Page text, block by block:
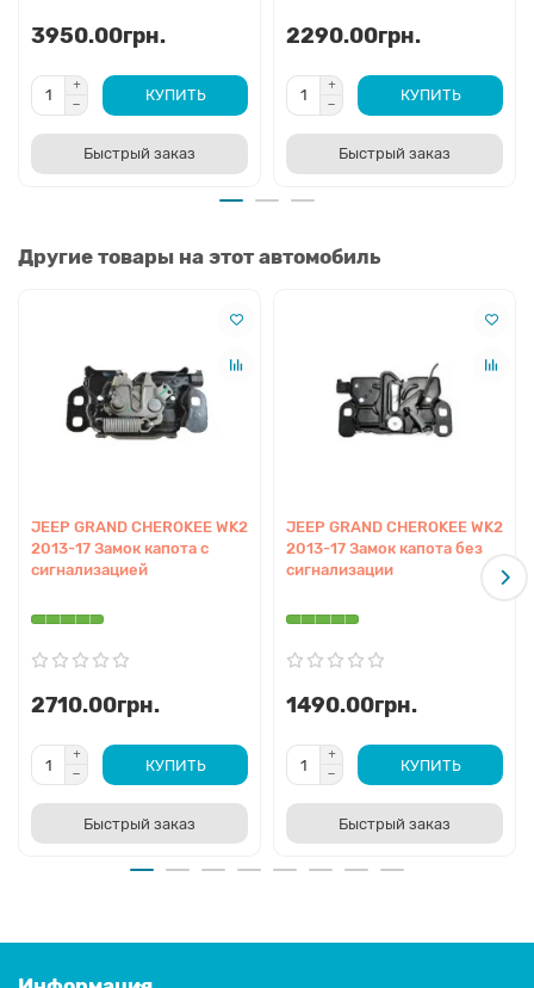
3950.00грн.
КУПИТЬ
Быстрый заказ
2290.00грн.
КУПИТЬ
Быстрый заказ
Другие товары на этот автомобиль
JEEP GRAND CHEROKEE WK2
2013-17 Замок капота с
сигнализацией
2710.00грн.
КУПИТЬ
Быстрый заказ
JEEP GRAND CHEROKEE WK2
2013-17 Замок капота без
сигнализации
1490.00грн.
КУПИТЬ
Быстрый заказ